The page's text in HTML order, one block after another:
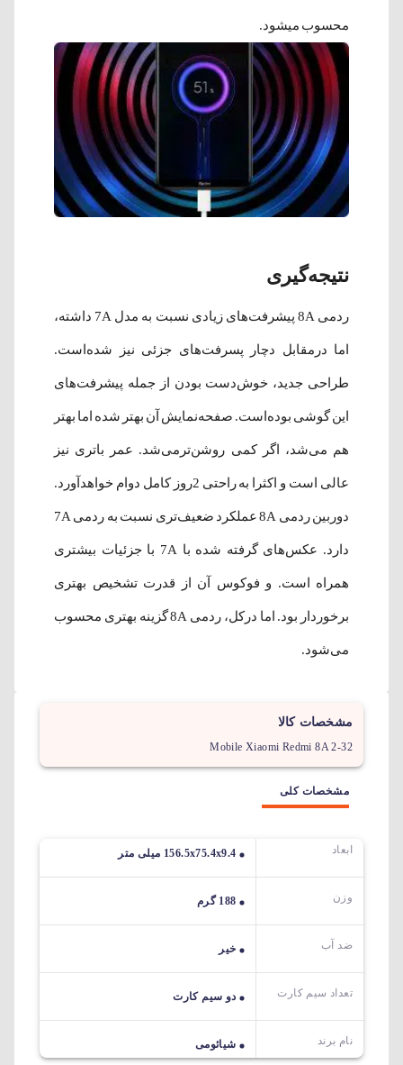
محسوب می‎شود.
نتیجه‌گیری
ردمی 8A پیشرفت‌های زیادی نسبت به مدل 7A داشته،
اما درمقابل دچار پسرفت‌های جزئی نیز شده‌است.
طراحی جدید، خوش‌دست بودن از جمله پیشرفت‌های
این گوشی بوده‌است. صفحه‌نمایش آن بهتر شده اما بهتر
هم می‌شد، اگر کمی روشن‌ترمی‎‌شد. عمر باتری نیز
عالی است و اکثرا به راحتی 2روز کامل دوام خواهدآورد.
دوربین ردمی 8A عملکرد ضعیف‌تری نسبت به ردمی 7A
دارد. عکس‌های گرفته شده با 7A با جزئیات بیشتری
همراه است. و فوکوس آن از قدرت تشخیص بهتری
برخوردار بود. اما درکل، ردمی 8A گزینه بهتری محسوب
می‎‌شود.
مشخصات کالا
Mobile Xiaomi Redmi 8A 2-32
مشخصات کلی
ابعاد 156.5x75.4x9.4 میلی متر
وزن 188 گرم
ضد آب خیر
تعداد سیم کارت دو سیم کارت
نام برند شیائومی